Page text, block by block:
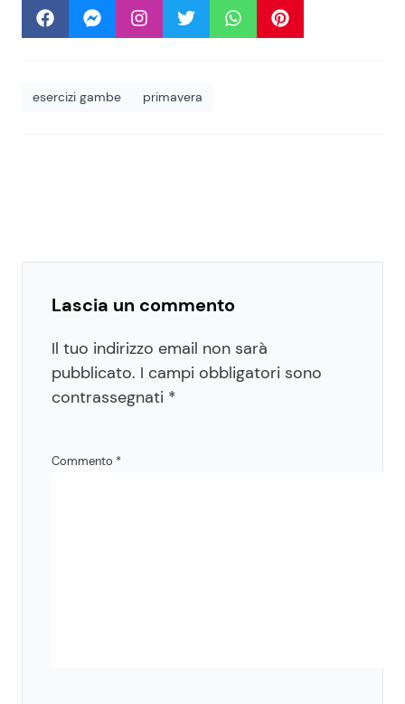
esercizi gambe primavera
Lascia un commento
Il tuo indirizzo email non sarà
pubblicato. I campi obbligatori sono
contrassegnati *
Commento *